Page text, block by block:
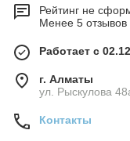
Рейтинг не
Менее 5 отзывов
Работает с
г. Алматы
ул. Рыскулова
Контакты